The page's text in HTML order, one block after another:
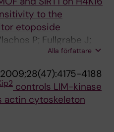
to the
etoposide
P; Fullgrabe J;
Alla författare
2009;28(47):4175-4188
controls LIM-kinase
actin cytoskeleton